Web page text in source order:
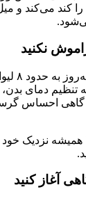
را کند می‌کند و
نکنید
بدن
تنظیم دمای
گاهی احساس
نزدیک خود
آغاز کنید